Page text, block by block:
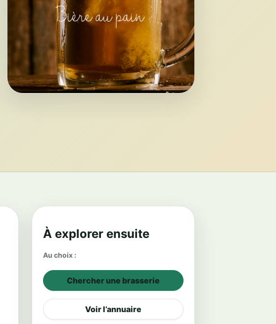
À explorer ensuite
Au choix :
Chercher une brasserie
Voir l’annuaire